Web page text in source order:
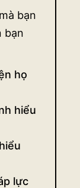
bạn
bạn
họ
hiểu
lực